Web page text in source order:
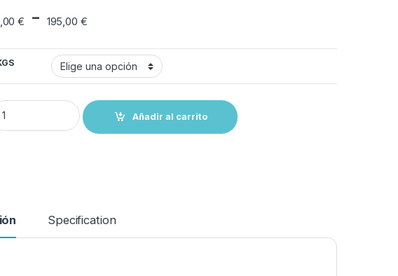
€ - 195,00 €Rango de precios: desde
DE POLIÉSTER tixotrópica, 1 kgs- 5 kgs ó 25 kgs quantity
Añadir al carrito
Specification